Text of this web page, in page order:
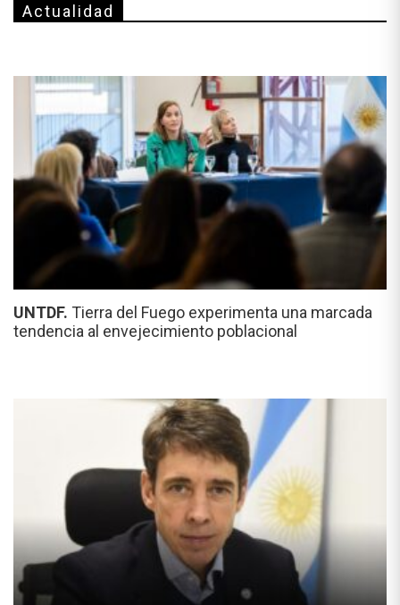
Actualidad
UNTDF. Tierra del Fuego experimenta una marcada
tendencia al envejecimiento poblacional